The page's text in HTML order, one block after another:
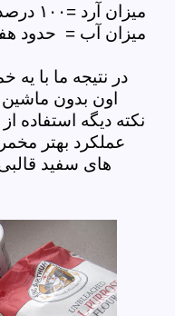
میزان آرد =۱۰۰ درصد وزنی
میزان آب = حدود
در نتیجه ما با
اون بدون
نکته دیگه
عملکرد بهتر
های سفید